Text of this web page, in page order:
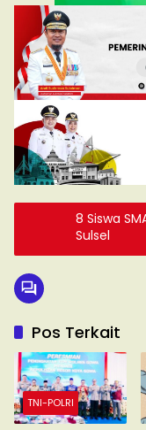
8 Siswa
Sulsel
Pos Terkait
TNI-POLRI